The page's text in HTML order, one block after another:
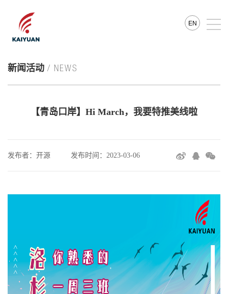
EN
新闻活动 / NEWS
【青岛口岸】Hi March，我要特推美线啦
发布者：开源 发布时间：2023-03-06